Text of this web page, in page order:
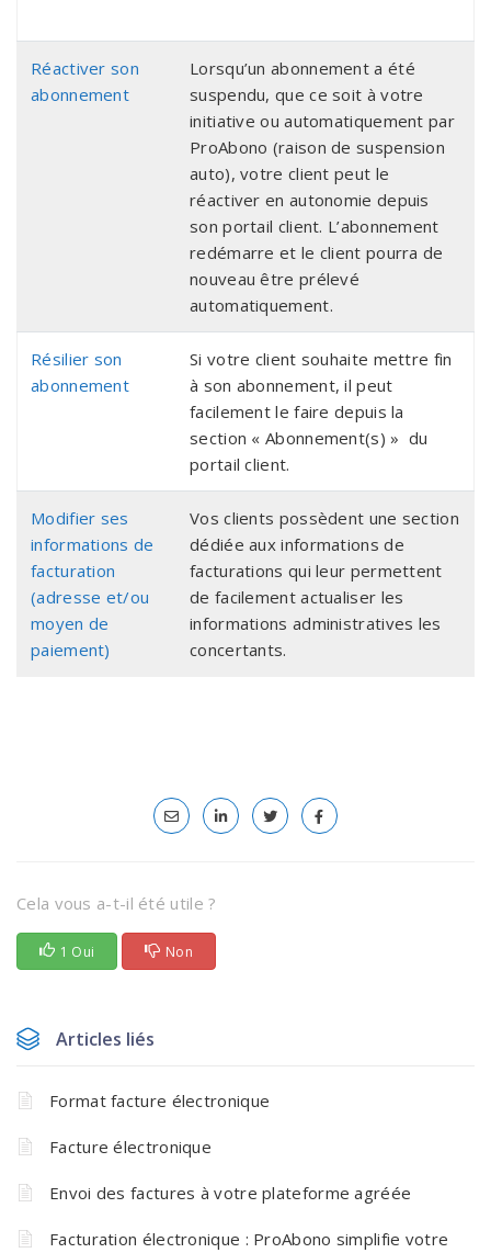
Réactiver son
abonnement
Lorsqu’un abonnement a été
suspendu, que ce soit à votre
initiative ou automatiquement par
ProAbono (raison de suspension
auto), votre client peut le
réactiver en autonomie depuis
son portail client. L’abonnement
redémarre et le client pourra de
nouveau être prélevé
automatiquement.
Résilier son
abonnement
Si votre client souhaite mettre fin
à son abonnement, il peut
facilement le faire depuis la
section « Abonnement(s) » du
portail client.
Modifier ses
informations de
facturation
(adresse et/ou
moyen de
paiement)
Vos clients possèdent une section
dédiée aux informations de
facturations qui leur permettent
de facilement actualiser les
informations administratives les
concertants.
Cela vous a-t-il été utile ?
1 Oui Non
Articles liés
Format facture électronique
Facture électronique
Envoi des factures à votre plateforme agréée
Facturation électronique : ProAbono simplifie votre